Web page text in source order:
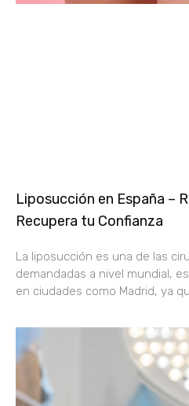
Liposucción en España –
Recupera tu Confianza
La liposucción es una de las
demandadas a nivel mundial,
en ciudades como Madrid, ya